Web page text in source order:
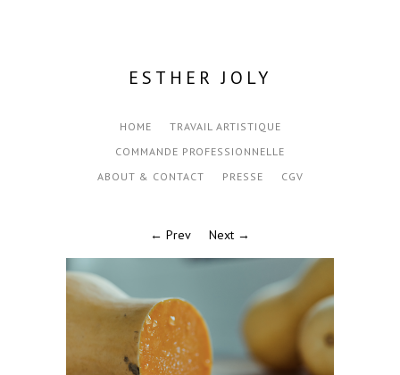
ESTHER JOLY
HOME
TRAVAIL ARTISTIQUE
COMMANDE PROFESSIONNELLE
ABOUT & CONTACT
PRESSE CGV
← Prev Next →